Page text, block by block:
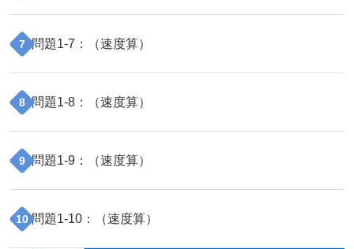
7 問題1-7 ：（速度算）
8 問題1-8 ：（速度算）
9 問題1-9 ：（速度算）
10 問題1-10 ：（速度算）